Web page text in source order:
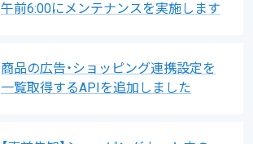
午前6:00にメンテナンスを実施します
商品の広告・ショッピング連携設定を
一覧取得するAPIを追加しました